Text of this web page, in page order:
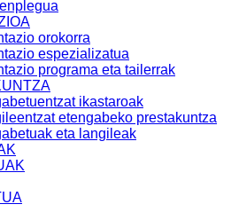
orokorra
espezializatua
programa eta tailerrak
ikastaroak
etengabeko prestakuntza
eta langileak